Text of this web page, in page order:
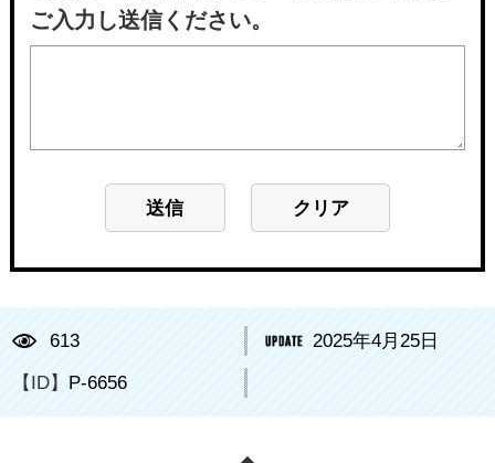
ご入力し送信ください。
613 2025年4月25日
【ID】 P-6656